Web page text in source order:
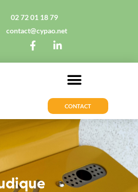
02 72 01 18 79
contact@cypao.net
CONTACT